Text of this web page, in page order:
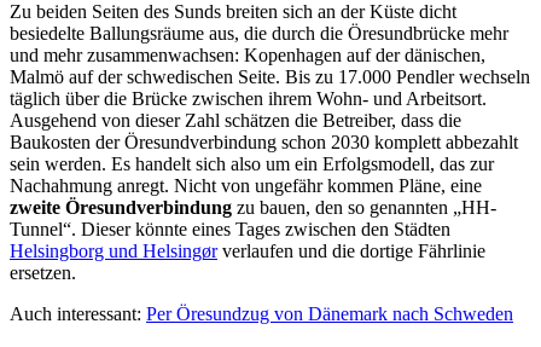
Zu beiden Seiten des Sunds breiten sich an der Küste dicht
besiedelte Ballungsräume aus, die durch die Öresundbrücke mehr
und mehr zusammenwachsen: Kopenhagen auf der dänischen,
Malmö auf der schwedischen Seite. Bis zu 17.000 Pendler wechseln
täglich über die Brücke zwischen ihrem Wohn- und Arbeitsort.
Ausgehend von dieser Zahl schätzen die Betreiber, dass die
Baukosten der Öresundverbindung schon 2030 komplett abbezahlt
sein werden. Es handelt sich also um ein Erfolgsmodell, das zur
Nachahmung anregt. Nicht von ungefähr kommen Pläne, eine
zweite Öresundverbindung zu bauen, den so genannten „HH-
Tunnel“. Dieser könnte eines Tages zwischen den Städten
Helsingborg und Helsingørverlaufen und die dortige Fährlinie
ersetzen.
Auch interessant: Per Öresundzug von Dänemark nach Schweden